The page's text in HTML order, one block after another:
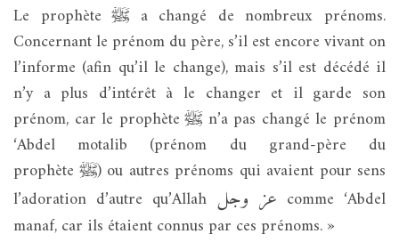
Le prophèteﷺa changé de nombreux prénoms.
Concernant le prénom du père, s’il est encore vivant on
l’informe (afin qu’il le change), mais s’il est décédé il
n’y a plus d’intérêt à le changer et il garde son
prénom, car le prophèteﷺn’a pas changé le prénom
‘Abdel motalib (prénom du grand-père du
prophèteﷺ) ou autres prénoms qui avaient pour sens
l’adoration d’autre qu’Allah عز وجل comme ‘Abdel
manaf, car ils étaient connus par ces prénoms. »